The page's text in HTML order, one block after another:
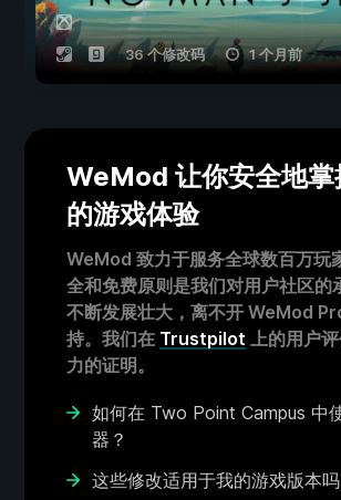
36 个修改码 1 个月前
WeMod 让你安全地掌
的游戏体验
WeMod 致力于服务全球数百万玩
全和免费原则是我们对用户社区的
不断发展壮大，离不开 WeMod
持。我们在 Trustpilot 上的用户
力的证明。
如何在 Two Point Campus 中
器？
这些修改适用于我的游戏版本吗